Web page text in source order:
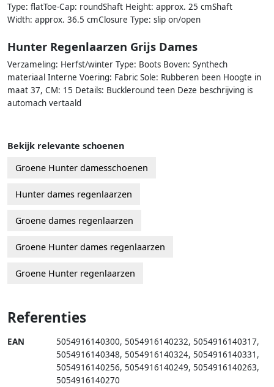
Type: flatToe-Cap: roundShaft Height: approx. 25 cmShaft
Width: approx. 36.5 cmClosure Type: slip on/open
Hunter Regenlaarzen Grijs Dames
Verzameling: Herfst/winter Type: Boots Boven: Synthech
materiaal Interne Voering: Fabric Sole: Rubberen been Hoogte in
maat 37, CM: 15 Details: Buckleround teen Deze beschrijving is
automach vertaald
Bekijk relevante schoenen
Groene Hunter damesschoenen
Hunter dames regenlaarzen
Groene dames regenlaarzen
Groene Hunter dames regenlaarzen
Groene Hunter regenlaarzen
Referenties
EAN 5054916140300, 5054916140232, 5054916140317,
5054916140348, 5054916140324, 5054916140331 ,
5054916140256, 5054916140249, 5054916140263,
5054916140270